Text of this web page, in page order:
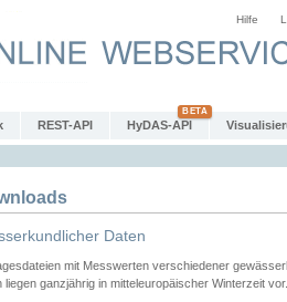
Hilfe
REST-API HyDAS-API
Daten
mit Messwerten verschiedener
liegen ganzjährig in mitteleuropäischer Winterzeit vor.